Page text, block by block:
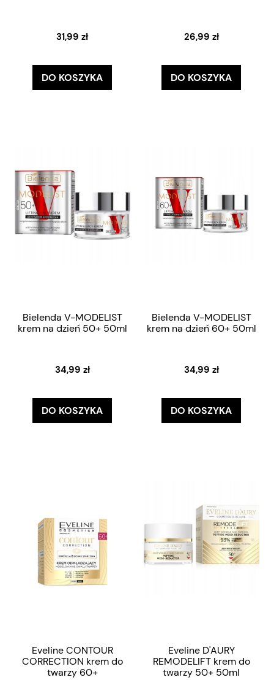
31,99 zł
DO KOSZYKA
26,99 zł
DO KOSZYKA
Bielenda V-MODELIST
krem na dzień 50+ 50ml
34,99 zł
DO KOSZYKA
Bielenda V-MODELIST
krem na dzień 60+ 50ml
34,99 zł
DO KOSZYKA
Eveline CONTOUR
CORRECTION krem do
twarzy 60+
Eveline D'AURY
REMODELIFT krem do
twarzy 50+ 50ml